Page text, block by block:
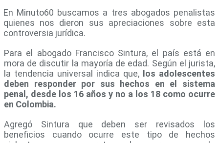
En Minuto60 buscamos a tres abogados penalistas
quienes nos dieron sus apreciaciones sobre esta
controversia jurídica.
Para el abogado Francisco Sintura, el país está en
mora de discutir la mayoría de edad. Según el jurista,
la tendencia universal indica que,
los adolescentes
deben responder por sus hechos en el sistema
penal, desde los 16 años y no a los 18 como ocurre
en Colombia.
Agregó Sintura que deben ser revisados los
beneficios cuando ocurre este tipo de hechos